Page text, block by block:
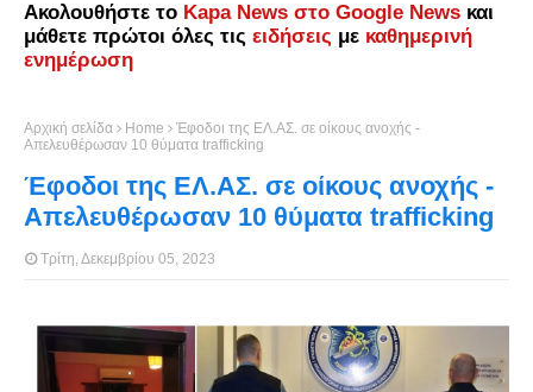
Ακολουθήστε το Kapa News στο Google News και
μάθετε πρώτοι όλες τις ειδήσεις με καθημερινή
ενημέρωση
Αρχική σελίδα Home
Έφοδοι της ΕΛ.ΑΣ. σε οίκους ανοχής -
Απελευθέρωσαν 10 θύματα trafficking
Έφοδοι της ΕΛ.ΑΣ. σε οίκους ανοχής -
Απελευθέρωσαν 10 θύματα trafficking
Τρίτη, Δεκεμβρίου 05, 2023